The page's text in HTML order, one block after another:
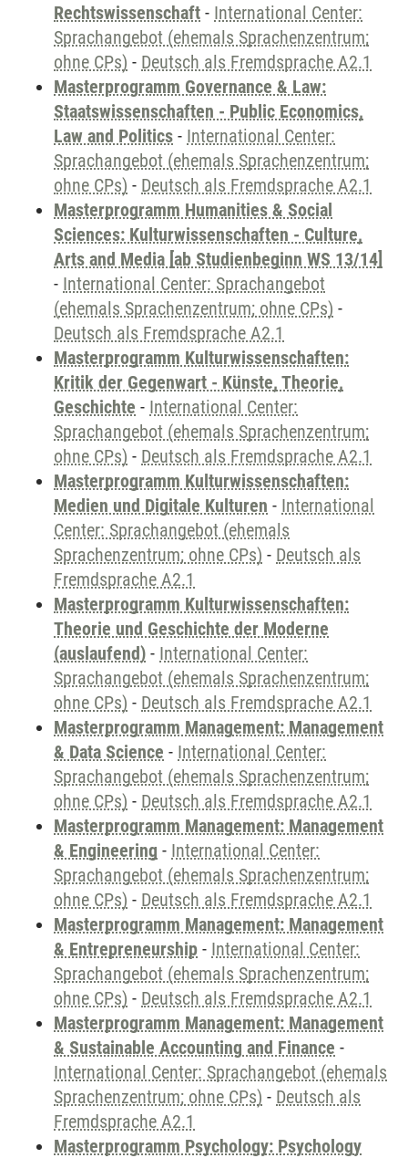
Rechtswissenschaft - International Center:
Sprachangebot (ehemals Sprachenzentrum;
ohne CPs) - Deutsch als Fremdsprache A2.1
Masterprogramm Governance & Law:
Staatswissenschaften - Public Economics,
Law and Politics - International Center:
Sprachangebot (ehemals Sprachenzentrum;
ohne CPs) - Deutsch als Fremdsprache A2.1
Masterprogramm Humanities & Social
Sciences: Kulturwissenschaften - Culture,
Arts and Media [ab Studienbeginn WS 13/14]
- International Center: Sprachangebot
(ehemals Sprachenzentrum; ohne CPs) -
Deutsch als Fremdsprache A2.1
Masterprogramm Kulturwissenschaften:
Kritik der Gegenwart - Künste, Theorie,
Geschichte - International Center:
Sprachangebot (ehemals Sprachenzentrum;
ohne CPs) - Deutsch als Fremdsprache A2.1
Masterprogramm Kulturwissenschaften:
Medien und Digitale Kulturen - International
Center: Sprachangebot (ehemals
Sprachenzentrum; ohne CPs) - Deutsch als
Fremdsprache A2.1
Masterprogramm Kulturwissenschaften:
Theorie und Geschichte der Moderne
(auslaufend) - International Center:
Sprachangebot (ehemals Sprachenzentrum;
ohne CPs) - Deutsch als Fremdsprache A2.1
Masterprogramm Management: Management
& Data Science - International Center:
Sprachangebot (ehemals Sprachenzentrum;
ohne CPs) - Deutsch als Fremdsprache A2.1
Masterprogramm Management: Management
& Engineering - International Center:
Sprachangebot (ehemals Sprachenzentrum;
ohne CPs) - Deutsch als Fremdsprache A2.1
Masterprogramm Management: Management
& Entrepreneurship - International Center:
Sprachangebot (ehemals Sprachenzentrum;
ohne CPs) - Deutsch als Fremdsprache A2.1
Masterprogramm Management: Management
& Sustainable Accounting and Finance -
International Center: Sprachangebot (ehemals
Sprachenzentrum; ohne CPs) - Deutsch als
Fremdsprache A2.1
Masterprogramm Psychology: Psychology